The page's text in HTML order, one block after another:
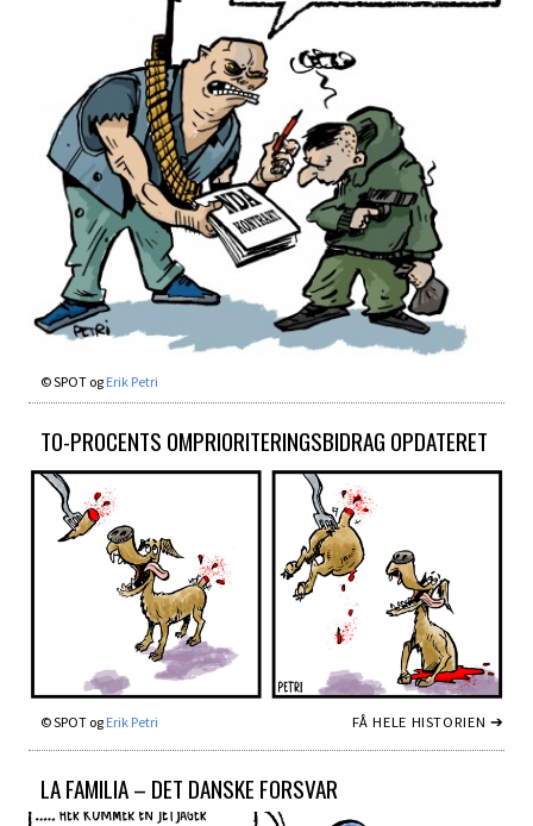
© SPOT og Erik Petri
TO-PROCENTS OMPRIORITERINGS­BIDRAG OPDATERET
FÅ HELE HISTORIEN ➔
© SPOT og Erik Petri
LA FAMILIA – DET DANSKE FORSVAR